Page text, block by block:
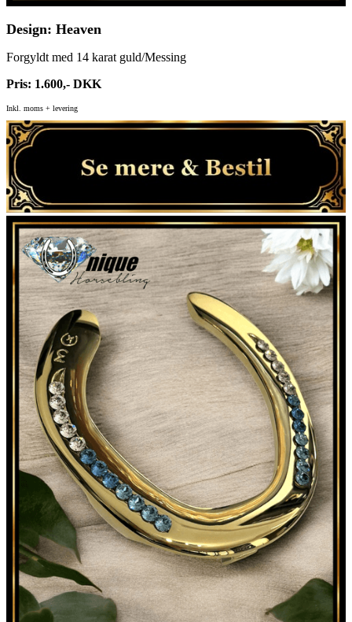
Design: Heaven
Forgyldt med 14 karat guld/Messing
Pris: 1.600,- DKK
Inkl. moms + levering